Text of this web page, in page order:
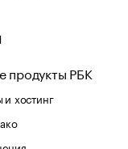
продукты РБК
хостинг